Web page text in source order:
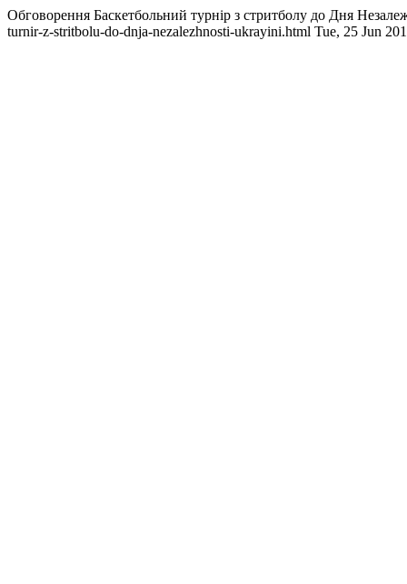
Обговорення Баскетбольний турнір з стритболу до Дня
turnir-z-stritbolu-do-dnja-nezalezhnosti-ukrayini.html Tue, 25 Jun